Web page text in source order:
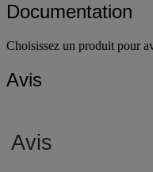
Documentation
Choisissez un produit pour
Avis